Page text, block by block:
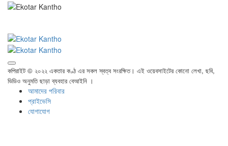
কপিরাইট © ২০২২ একতার কণ্ঠ এর সকল স্বত্ব সংরক্ষিত। এই ওয়েবসাইটের কোনো লেখা, ছবি,
ভিডিও অনুমতি ছাড়া ব্যবহার বেআইনি ।
আমাদের পরিবার
প্রাইভেসি
যোগাযোগ